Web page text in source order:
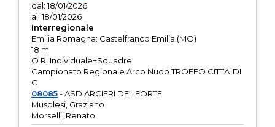
dal: 18/01/2026
al: 18/01/2026
Interregionale
Emilia Romagna: Castelfranco Emilia (MO)
18 m
O.R. Individuale+Squadre
Campionato Regionale Arco Nudo TROFEO CITTA' DI
C
08085- ASD ARCIERI DEL FORTE
Musolesi, Graziano
Morselli, Renato